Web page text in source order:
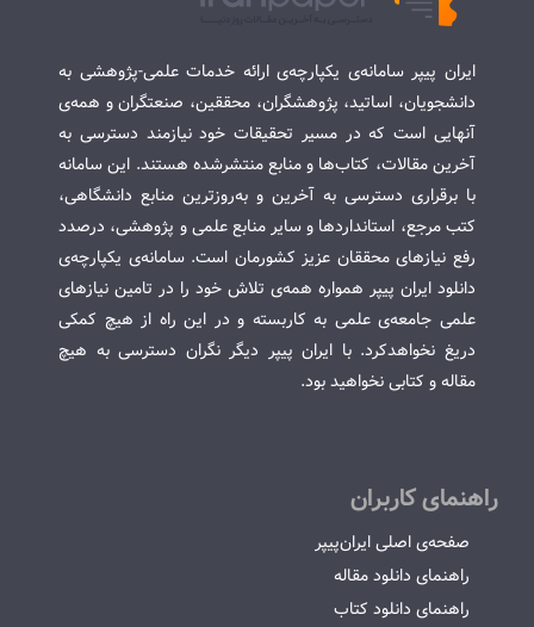
ایران پیپر سامانه‌ی یکپارچه‌ی ارائه خدمات علمی-پژوهشی به
دانشجویان، اساتید، پژوهشگران، محققین، صنعتگران و همه‌ی
آنهایی است که در مسیر تحقیقات خود نیازمند دسترسی به
آخرین مقالات، کتاب‌ها و منابع منتشرشده هستند. این سامانه
با برقراری دسترسی به آخرین و به‌روزترین منابع دانشگاهی،
کتب مرجع، استانداردها و سایر منابع علمی و پژوهشی، درصدد
رفع نیازهای محققان عزیز کشورمان است. سامانه‌ی یکپارچه‌ی
دانلود ایران پیپر همواره همه‌ی تلاش خود را در تامین نیازهای
علمی جامعه‌ی علمی به کاربسته و در این راه از هیچ کمکی
دریغ نخواهدکرد. با ایران پیپر دیگر نگران دسترسی به هیچ
مقاله و کتابی نخواهید بود.
راهنمای کاربران
صفحه‌ی اصلی ایران‌پیپر
راهنمای دانلود مقاله
راهنمای دانلود کتاب